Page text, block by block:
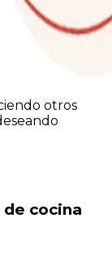
otros
de cocina